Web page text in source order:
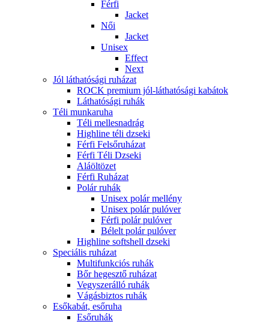
Férfi
Jacket
Női
Jacket
Unisex
Effect
Next
Jól láthatósági ruházat
ROCK premium jól-láthatósági kabátok
Láthatósági ruhák
Téli munkaruha
Téli mellesnadrág
Highline téli dzseki
Férfi Felsőruházat
Férfi Téli Dzseki
Aláöltözet
Férfi Ruházat
Polár ruhák
Unisex polár mellény
Unisex polár pulóver
Férfi polár pulóver
Bélelt polár pulóver
Highline softshell dzseki
Speciális ruházat
Multifunkciós ruhák
Bőr hegesztő ruházat
Vegyszerálló ruhák
Vágásbiztos ruhák
Esőkabát, esőruha
Esőruhák